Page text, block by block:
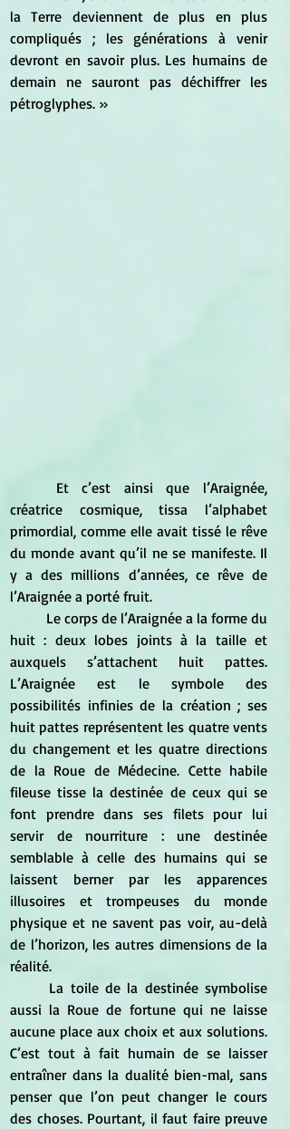
la Terre deviennent de plus en plus
compliqués ; les générations à venir
devront en savoir plus. Les humains de
demain ne sauront pas déchiffrer les
pétroglyphes. »
créatrice cosmique, tissa l’alphabet
primordial, comme elle avait tissé le rêve
du monde avant qu’il ne se manifeste. Il
y a des millions d’années, ce rêve de
l’Araignée a porté fruit.
huit : deux lobes joints à la taille et
auxquels s’attachent huit pattes.
L’Araignée est le symbole des
possibilités infinies de la création ; ses
huit pattes représentent les quatre vents
du changement et les quatre directions
de la Roue de Médecine. Cette habile
fileuse tisse la destinée de ceux qui se
font prendre dans ses filets pour lui
servir de nourriture : une destinée
semblable à celle des humains qui se
laissent berner par les apparences
illusoires et trompeuses du monde
physique et ne savent pas voir, au-delà
de l’horizon, les autres dimensions de la
réalité.
aussi la Roue de fortune qui ne laisse
aucune place aux choix et aux solutions.
C’est tout à fait humain de se laisser
entraîner dans la dualité bien-mal, sans
penser que l’on peut changer le cours
des choses. Pourtant, il faut faire preuve